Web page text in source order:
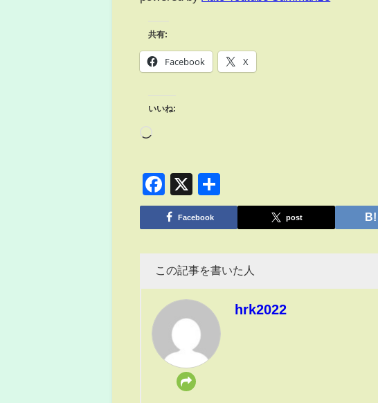
共有:
Facebook X
いいね:
Facebook
X
有
Facebook post
この記事を書いた人
hrk2022